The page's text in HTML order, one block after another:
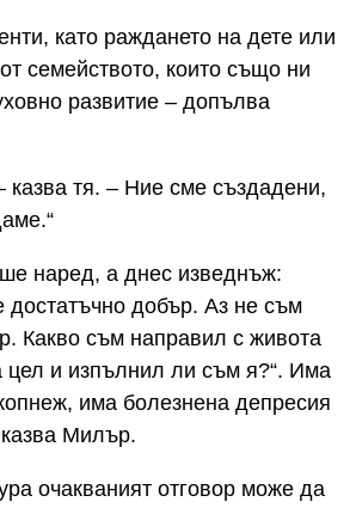
като раждането на дете или
семейството, които също ни
развитие – допълва
казва тя. – Ние сме създадени,
наред, а днес изведнъж:
достатъчно добър. Аз не съм
Какво съм направил с живота
цел и изпълнил ли съм я?“. Има
има болезнена депресия
казва Милър.
очакваният отговор може да